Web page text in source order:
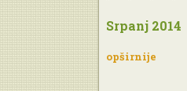
Srpanj 2014
opširnije